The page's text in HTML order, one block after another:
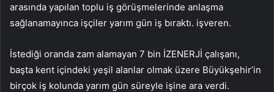
arasında yapılan toplu iş görüşmelerinde anlaşma
sağlanamayınca işçiler yarım gün iş bıraktı. işveren.
İstediği oranda zam alamayan 7 bin İZENERJİ çalışanı,
başta kent içindeki yeşil alanlar olmak üzere Büyükşehir’in
birçok iş kolunda yarım gün süreyle işine ara verdi.